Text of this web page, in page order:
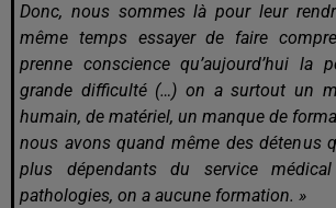
Donc, nous sommes là pour leur
même temps essayer de faire
prenne conscience qu’aujourd’hui la
grande difficulté (…) on a surtout un
humain, de matériel, un manque de
nous avons quand même des détenus
plus dépendants du service
pathologies, on a aucune formation. »